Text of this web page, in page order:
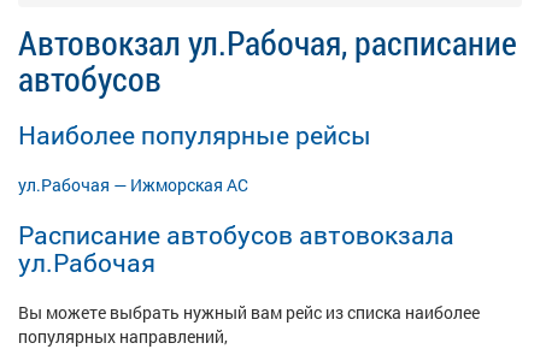
Автовокзал ул.Рабочая, расписание
автобусов
Наиболее популярные рейсы
ул.Рабочая — Ижморская АС
Расписание автобусов автовокзала
ул.Рабочая
Вы можете выбрать нужный вам рейс из списка наиболее
популярных направлений,